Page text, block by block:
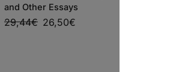
and Other Essays
29,44€ 26,50€